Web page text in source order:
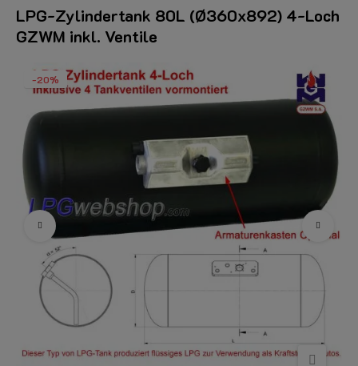
LPG-Zylindertank 80L (Ø360x892) 4-Loch
GZWM inkl. Ventile
-20%